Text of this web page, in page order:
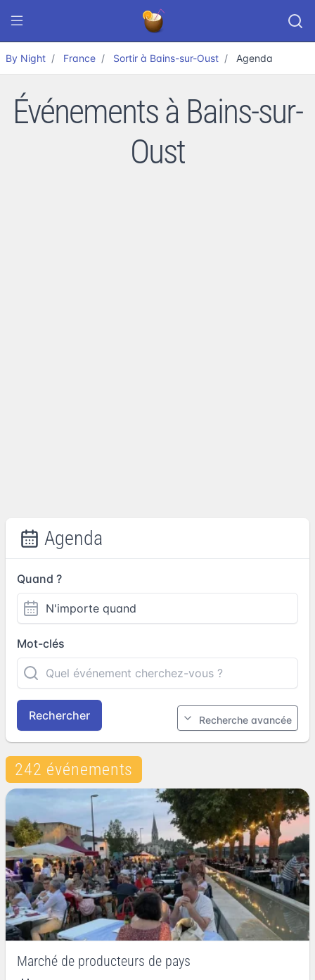
By Night France Sortir à Bains-sur-Oust Agenda
Événements à Bains-sur-
Oust
Agenda
Quand ?
Mot-clés
Rechercher Recherche avancée
242 événements
Marché de producteurs de pays